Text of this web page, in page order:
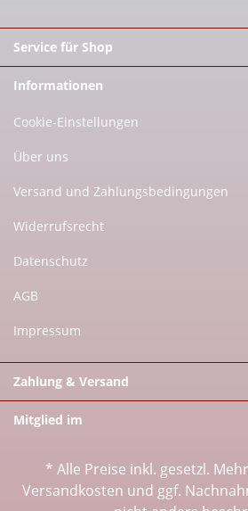
Service für Shop
Informationen
Cookie-Einstellungen
Über uns
Versand und Zahlungsbedingungen
Widerrufsrecht
Datenschutz
AGB
Impressum
Zahlung & Versand
Mitglied im
* Alle Preise inkl. gesetzl.
Versandkosten und ggf.